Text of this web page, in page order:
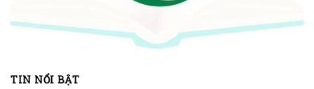
TIN NỔI BẬT